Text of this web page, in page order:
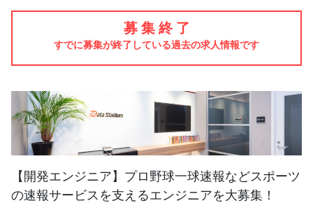
募 集 終 了
すでに募集が終了している過去の求人情報です
【開発エンジニア】プロ野球一球速報などスポーツ
の速報サービスを支えるエンジニアを大募集！